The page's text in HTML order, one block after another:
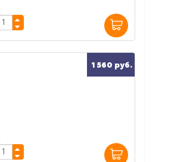
1 560 руб.